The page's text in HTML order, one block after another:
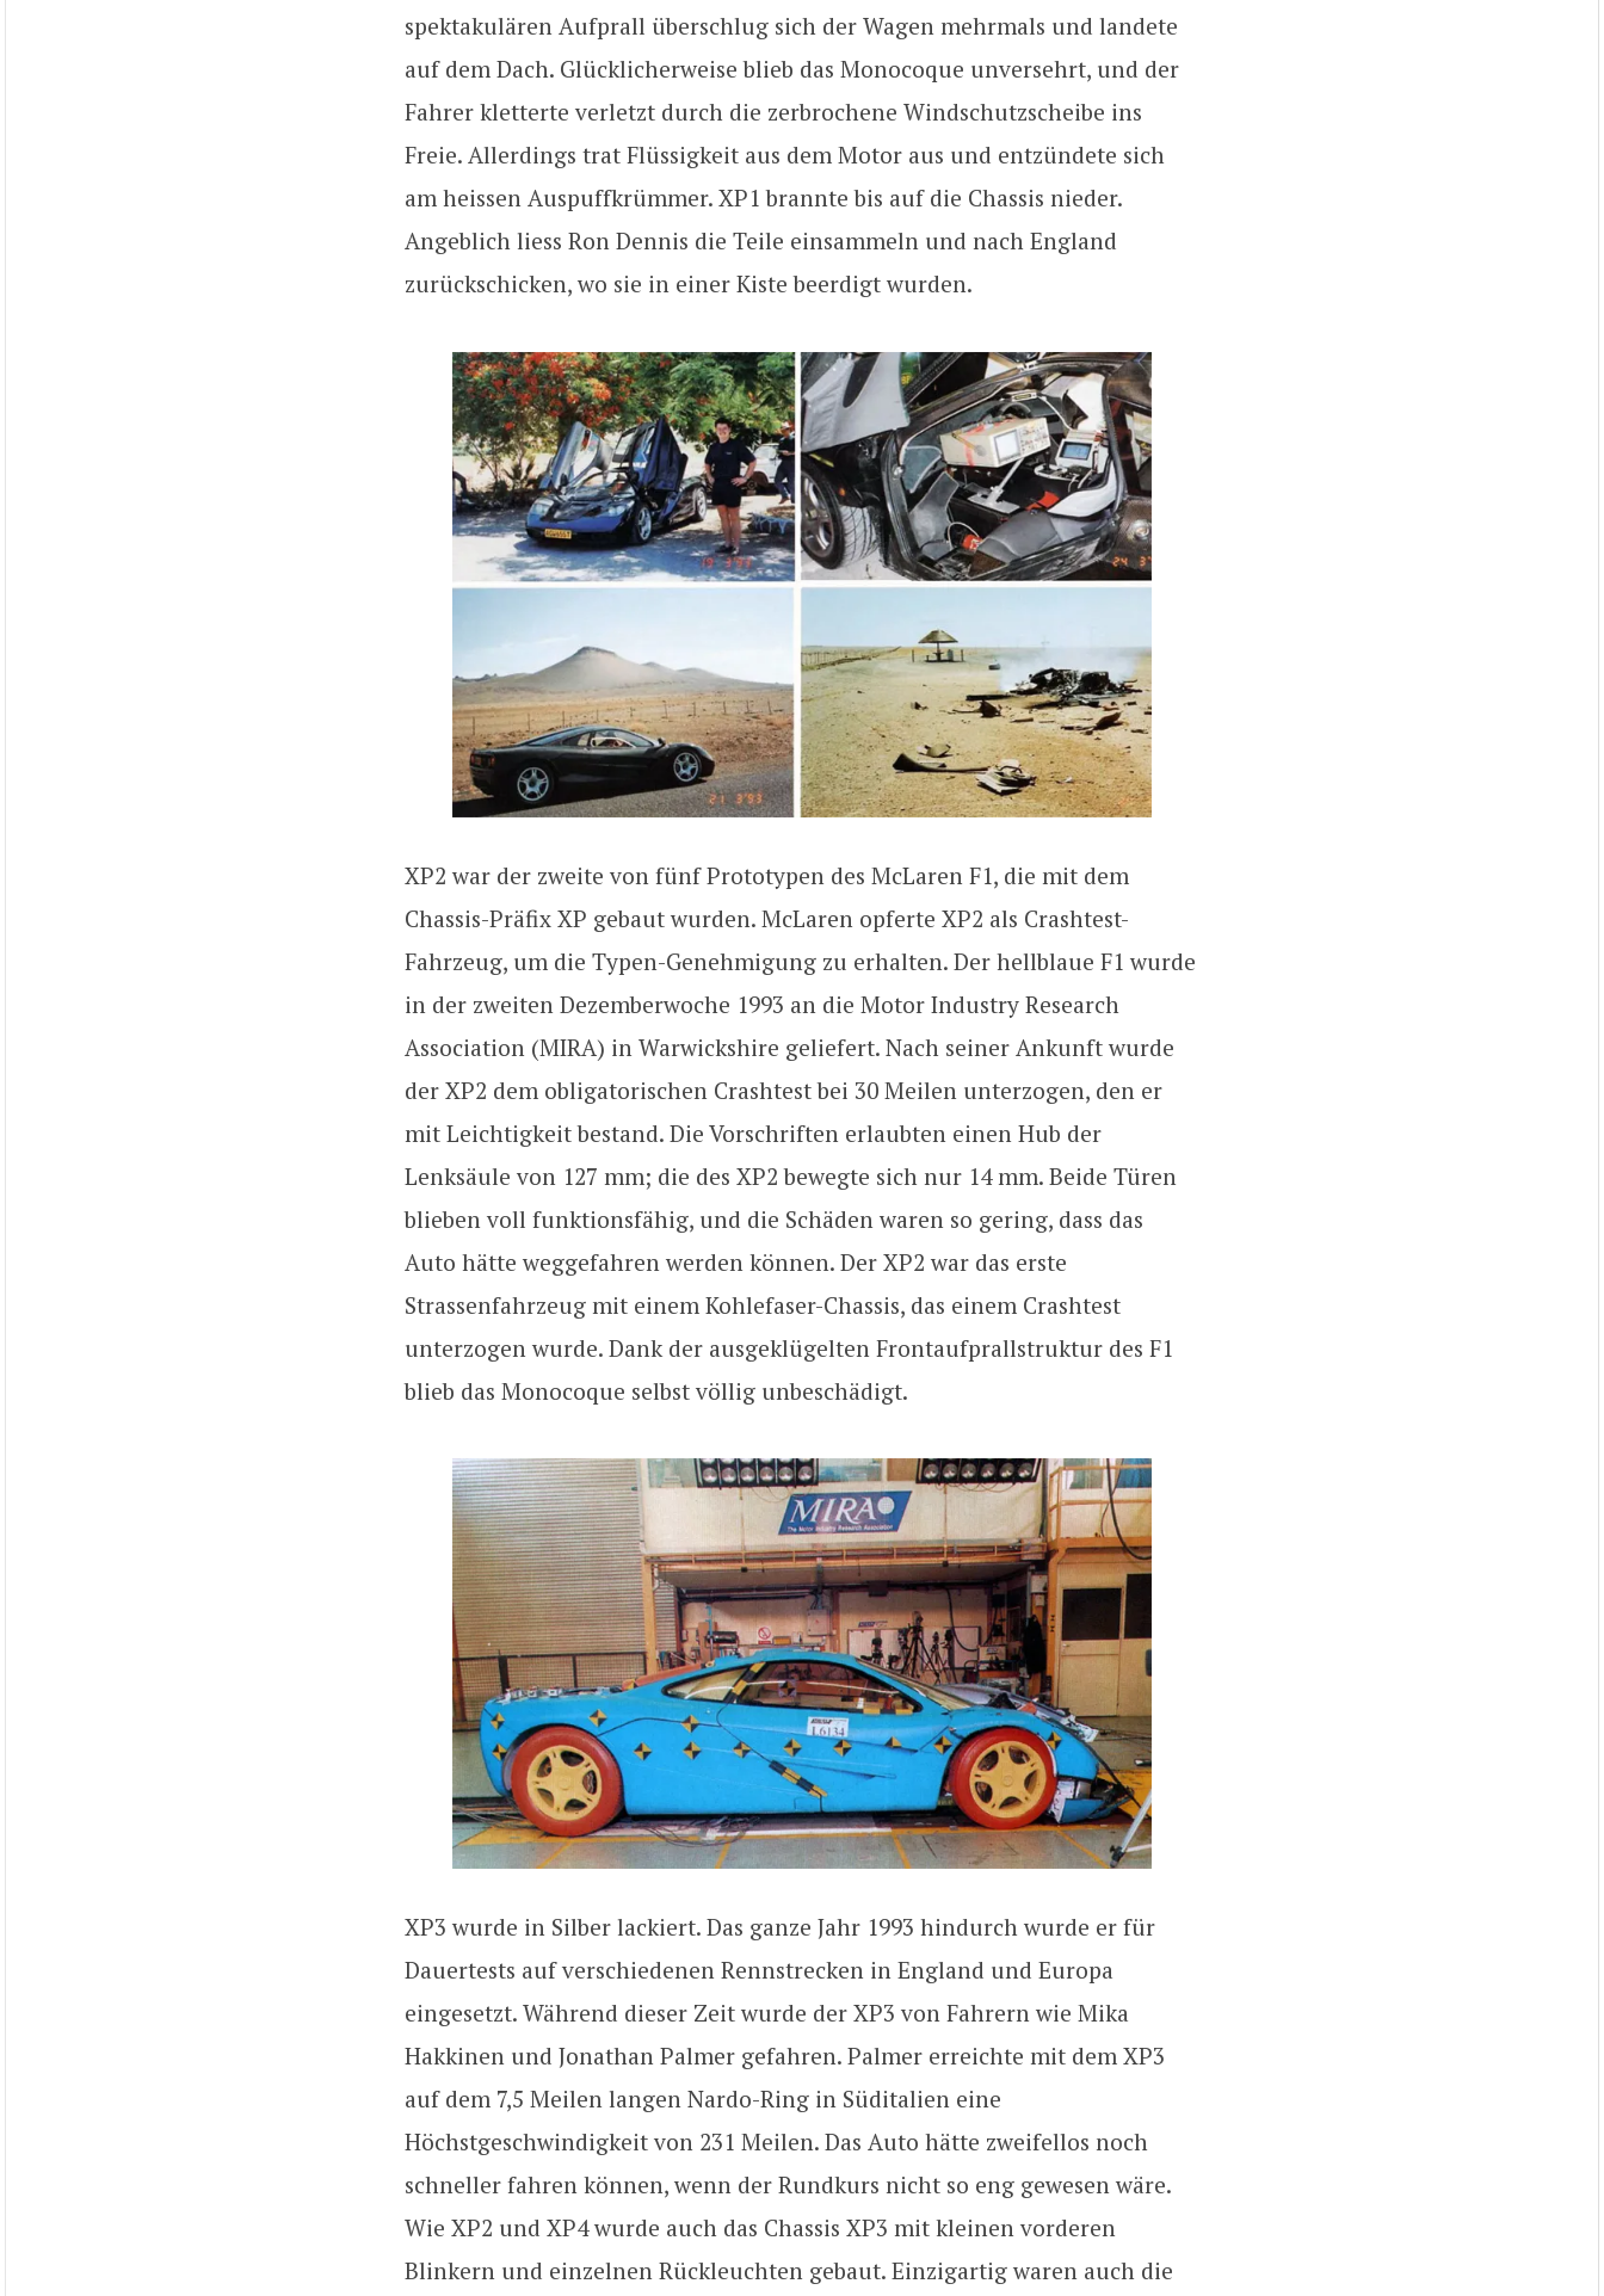
spektakulären Aufprall überschlug sich der Wagen mehrmals und landete
auf dem Dach. Glücklicherweise blieb das Monocoque unversehrt, und der
Fahrer kletterte verletzt durch die zerbrochene Windschutzscheibe ins
Freie. Allerdings trat Flüssigkeit aus dem Motor aus und entzündete sich
am heissen Auspuffkrümmer. XP1 brannte bis auf die Chassis nieder.
Angeblich liess Ron Dennis die Teile einsammeln und nach England
zurückschicken, wo sie in einer Kiste beerdigt wurden.
XP2 war der zweite von fünf Prototypen des McLaren F1, die mit dem
Chassis-Präfix XP gebaut wurden. McLaren opferte XP2 als Crashtest-
Fahrzeug, um die Typen-Genehmigung zu erhalten. Der hellblaue F1 wurde
in der zweiten Dezemberwoche 1993 an die Motor Industry Research
Association (MIRA) in Warwickshire geliefert. Nach seiner Ankunft wurde
der XP2 dem obligatorischen Crashtest bei 30 Meilen unterzogen, den er
mit Leichtigkeit bestand. Die Vorschriften erlaubten einen Hub der
Lenksäule von 127 mm; die des XP2 bewegte sich nur 14 mm. Beide Türen
blieben voll funktionsfähig, und die Schäden waren so gering, dass das
Auto hätte weggefahren werden können. Der XP2 war das erste
Strassenfahrzeug mit einem Kohlefaser-Chassis, das einem Crashtest
unterzogen wurde. Dank der ausgeklügelten Frontaufprallstruktur des F1
blieb das Monocoque selbst völlig unbeschädigt.
XP3 wurde in Silber lackiert. Das ganze Jahr 1993 hindurch wurde er für
Dauertests auf verschiedenen Rennstrecken in England und Europa
eingesetzt. Während dieser Zeit wurde der XP3 von Fahrern wie Mika
Hakkinen und Jonathan Palmer gefahren. Palmer erreichte mit dem XP3
auf dem 7,5 Meilen langen Nardo-Ring in Süditalien eine
Höchstgeschwindigkeit von 231 Meilen. Das Auto hätte zweifellos noch
schneller fahren können, wenn der Rundkurs nicht so eng gewesen wäre.
Wie XP2 und XP4 wurde auch das Chassis XP3 mit kleinen vorderen
Blinkern und einzelnen Rückleuchten gebaut. Einzigartig waren auch die